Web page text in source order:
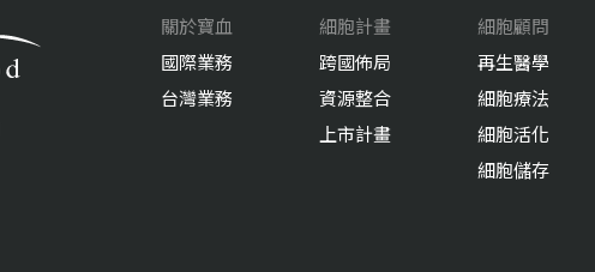
關於寶血
國際業務
台灣業務
細胞計畫
跨國佈局
資源整合
上市計畫
細胞顧問
再生醫學
細胞療法
細胞活化
細胞儲存